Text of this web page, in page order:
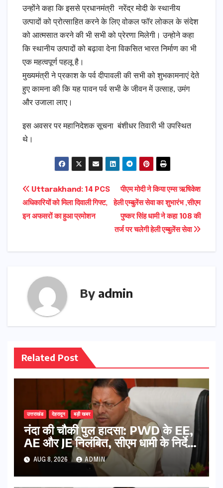
उन्होंने कहा कि इससे प्रधानमंत्री नरेंद्र मोदी के स्थानीय
उत्पादों को प्रोत्साहित करने के लिए वोकल फॉर लोकल के संदेश
को आत्मसात करने की भी सभी को प्रेरणा मिलेगी। उन्होने कहा
कि स्थानीय उत्पादों को बढ़ावा देना विकसित भारत निर्माण का भी
एक महत्वपूर्ण पहलू है।
मुख्यमंत्री ने प्रकाश के पर्व दीपावली की सभी को शुभकामनाएं देते
हुए कामना की कि यह पावन पर्व सभी के जीवन में उत्साह, उमंग
और उजाला लाए।
इस अवसर पर महानिदेशक सूचना बंशीधर तिवारी भी उपस्थित
थे।
Post
navigation
पीएम मोदी ने किया एम्स ऋषिकेश
हेली एम्बुलेंस सेवा का शुभारंभ ,सीएम
पुष्कर सिंह धामी ने कहा 108 की
तर्ज पर चलेगी हेली एम्बुलेंस सेवा
Uttarakhand: 14 PCS
अधिकारियों को मिला दिवाली गिफ्ट,
इन अफसरों का हुआ प्रमोशन
By admin
Related Post
उत्तराखंड देहरादून बड़ी खबर
नंदा की चौकी पुल हादसा: PWD के EE,
AE और JE निलंबित, सीएम धामी के निर्देश
पर सख्त कार्रवाई
AUG 8, 2026 ADMIN